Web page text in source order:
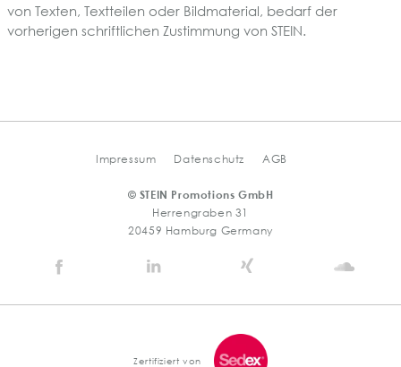
von Texten, Textteilen oder Bildmaterial, bedarf der
vorherigen schriftlichen Zustimmung von STEIN.
Impressum Datenschutz AGB
© STEIN Promotions GmbH
Herrengraben 31
20459 Hamburg Germany
@
@
@
Stein
@
Zertifiziert von